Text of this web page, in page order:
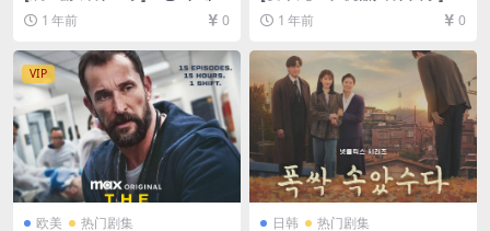
시즌 3 (2025)[百度网盘+夸克
网盘4K超清未删减资源][网盘
在线播放/下载][MP4/42GB]
[内封中字]
1 年前 0
ve, Death & Robots Season
4 (2025)[百度网盘+夸克网盘1
080P超清未删减资源][网盘在
线播放/下载][MP4/4.2GB][特
效中英字幕]
1 年前 0
VIP
欧美 热门剧集 日韩 热门剧集